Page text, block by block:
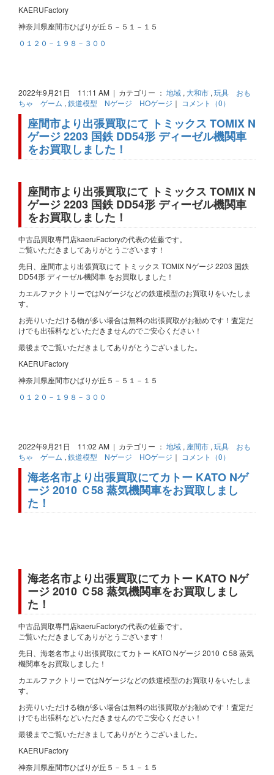
KAERUFactory
神奈川県座間市ひばりが丘５－５１－１５
０１２０－１９８－３００
2022年9月21日 11:11 AM | カテゴリー ： 地域 , 大和市 , 玩具 おも
ちゃ ゲーム , 鉄道模型 Nゲージ HOゲージ ｜ コメント（0）
座間市より出張買取にて トミックス TOMIX N
ゲージ 2203 国鉄 DD54形 ディーゼル機関車
をお買取しました！
座間市より出張買取にて トミックス TOMIX N
ゲージ 2203 国鉄 DD54形 ディーゼル機関車
をお買取しました！
中古品買取専門店kaeruFactoryの代表の佐藤です。
ご覧いただきましてありがとうございます！
先日、座間市より出張買取にて トミックス TOMIX Nゲージ 2203 国鉄
DD54形 ディーゼル機関車 をお買取しました！
カエルファクトリーではNゲージなどの鉄道模型のお買取りをいたしま
す。
お売りいただける物が多い場合は無料の出張買取がお勧めです！査定だ
けでも出張料などいただきませんのでご安心ください！
最後までご覧いただきましてありがとうございました。
KAERUFactory
神奈川県座間市ひばりが丘５－５１－１５
０１２０－１９８－３００
2022年9月21日 11:02 AM | カテゴリー ： 地域 , 座間市 , 玩具 おも
ちゃ ゲーム , 鉄道模型 Nゲージ HOゲージ ｜ コメント（0）
海老名市より出張買取にてカトー KATO Nゲ
ージ 2010 Ｃ58 蒸気機関車をお買取しまし
た！
海老名市より出張買取にてカトー KATO Nゲ
ージ 2010 Ｃ58 蒸気機関車をお買取しまし
た！
中古品買取専門店kaeruFactoryの代表の佐藤です。
ご覧いただきましてありがとうございます！
先日、海老名市より出張買取にてカトー KATO Nゲージ 2010 Ｃ58 蒸気
機関車をお買取しました！
カエルファクトリーではNゲージなどの鉄道模型のお買取りをいたしま
す。
お売りいただける物が多い場合は無料の出張買取がお勧めです！査定だ
けでも出張料などいただきませんのでご安心ください！
最後までご覧いただきましてありがとうございました。
KAERUFactory
神奈川県座間市ひばりが丘５－５１－１５